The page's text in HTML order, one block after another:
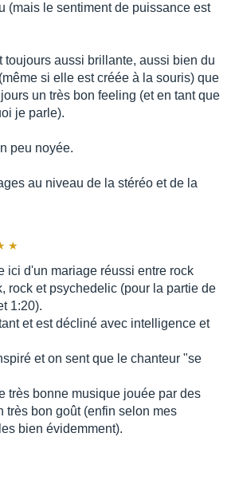
(mais le sentiment de puissance est
toujours aussi brillante, aussi bien du
si elle est créée à la souris) que
un très bon feeling (et en tant que
je parle).
peu noyée.
au niveau de la stéréo et de la
ici d'un mariage réussi entre rock
rock et psychedelic (pour la partie de
1:20).
et est décliné avec intelligence et
et on sent que le chanteur "se
très bonne musique jouée par des
très bon goût (enfin selon mes
bien évidemment).